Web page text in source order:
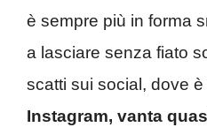
è sempre più in forma
a lasciare senza fiato
scatti sui social, dove
Instagram, vanta